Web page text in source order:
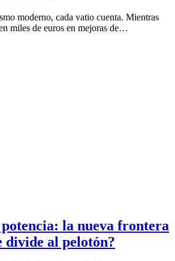
moderno, cada vatio cuenta. Mientras
miles de euros en mejoras de…
potencia: la nueva frontera
divide al pelotón?